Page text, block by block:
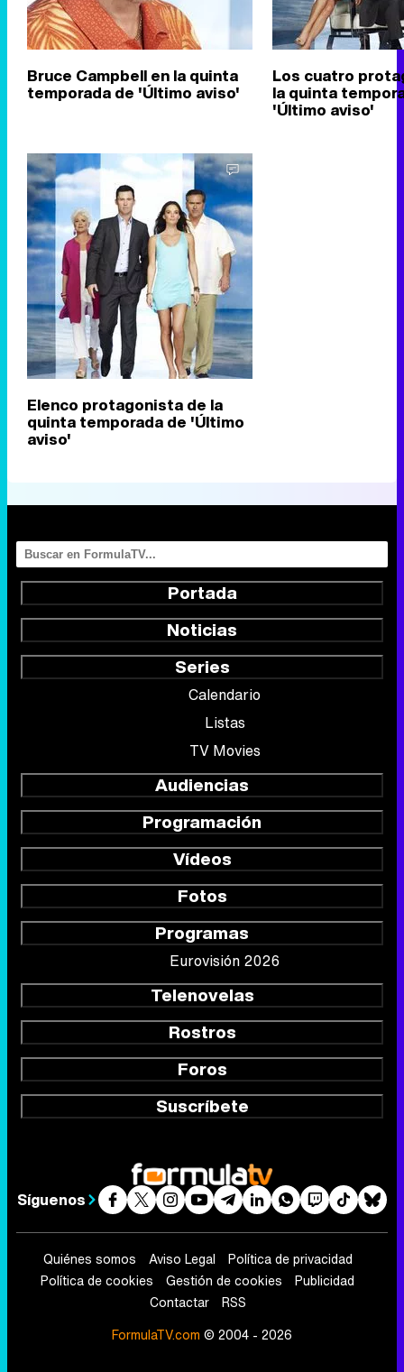
Bruce Campbell en la quinta
temporada de 'Último aviso'
Los cuatro
la quinta
'Último aviso'
Elenco protagonista de la
quinta temporada de 'Último
aviso'
Portada
Noticias
Series
Calendario
Listas
TV Movies
Audiencias
Programación
Vídeos
Fotos
Programas
Eurovisión 2026
Telenovelas
Rostros
Foros
Suscríbete
Síguenos
Quiénes somos Aviso Legal
Política de privacidad
Política de cookies
Gestión de cookies
Publicidad
Contactar
RSS
FormulaTV.com © 2004 - 2026